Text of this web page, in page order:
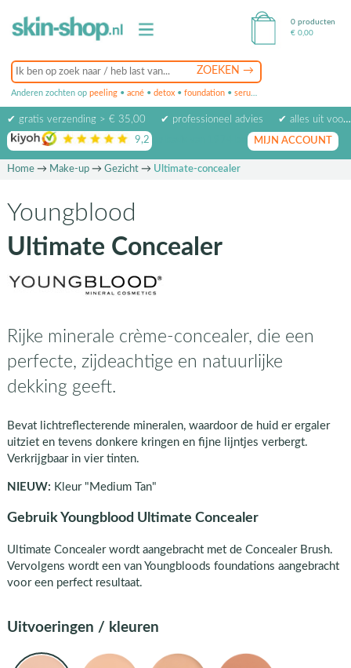
Anderen zochten op peeling • acné • detox • foundation • serum
0 producten
€ 0,00
✔ gratis verzending > € 35,00 ✔ professioneel advies
✔ alles uit voorraad leverbaar
9,2 op basis van beoordelingen
MIJN ACCOUNT
Home→ Make-up→ Gezicht→ Ultimate-concealer
Youngblood
Ultimate Concealer
Rijke minerale crème-concealer, die een
perfecte, zijdeachtige en natuurlijke
dekking geeft.
Bevat lichtreflecterende mineralen, waardoor de huid er ergaler
uitziet en tevens donkere kringen en fijne lijntjes verbergt.
Verkrijgbaar in vier tinten.
NIEUW: Kleur "Medium Tan"
Gebruik Youngblood Ultimate Concealer
Ultimate Concealer wordt aangebracht met de Concealer Brush.
Vervolgens wordt een van Youngbloods foundations aangebracht
voor een perfect resultaat.
Uitvoeringen / kleuren